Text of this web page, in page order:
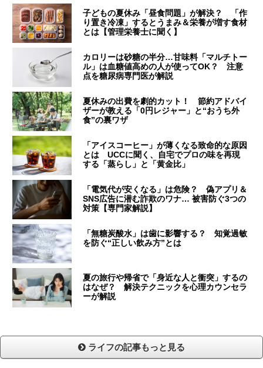
子どもの夏休み「昼食問題」が解決？ 「作
り置き冷凍」するとうまみ＆栄養が増す食材
とは【管理栄養士に聞く】
カロリーは砂糖の半分…甘味料「マルチトー
ル」は血糖値高めの人が使ってOK？ 注意
点を糖尿病専門医が解説
夏休みの出費を劇的カット！ 節約アドバイ
ザーが教える「0円レジャー」と“おうち外
食”の裏ワザ
「アイスコーヒー」が薄くなる致命的な原因
とは UCCに聞く、自宅でプロの味を再現
する「蒸らし」と「黄金比」
「電気代が安くなる」は危険？ 偽アプリ＆
SNS広告に潜む詐欺のワナ… 被害防ぐ3つの
対策【専門家解説】
「無糖炭酸水」は歯に影響する？ 知覚過敏
を防ぐ“正しい飲み方”とは
夏の旅行や帰省で「身近な人と衝突」するの
はなぜ？ 解決テクニックを心理カウンセラ
ーが解説
ライフの記事もっと見る